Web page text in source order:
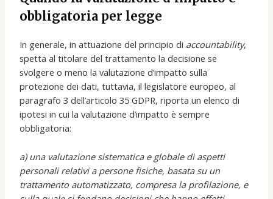
obbligatoria per legge
In generale, in attuazione del principio di accountability,
spetta al titolare del trattamento la decisione se
svolgere o meno la valutazione d’impatto sulla
protezione dei dati, tuttavia, il legislatore europeo, al
paragrafo 3 dell’articolo 35 GDPR, riporta un elenco di
ipotesi in cui la valutazione d’impatto è sempre
obbligatoria:
a) una valutazione sistematica e globale di aspetti
personali relativi a persone fisiche, basata su un
trattamento automatizzato, compresa la profilazione, e